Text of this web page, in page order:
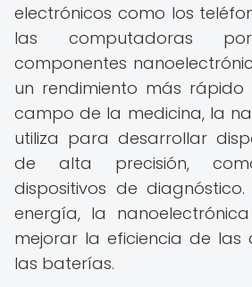
electrónicos como los
las computadoras
componentes
un rendimiento más rápido
campo de la medicina, la
utiliza para desarrollar
de alta precisión,
dispositivos de
energía, la
mejorar la eficiencia de las
las baterías.